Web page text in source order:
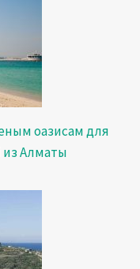
оазисам для
из Алматы